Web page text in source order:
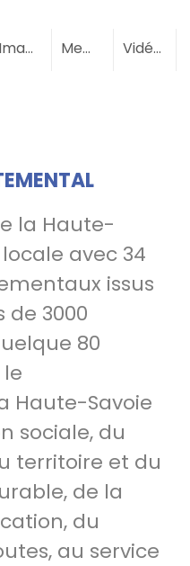
Images Membres (3)Vidéos
la Haute-
avec 34
issus
de 3000
80
Haute-Savoie
sociale, du
territoire et du
de la
du
au service